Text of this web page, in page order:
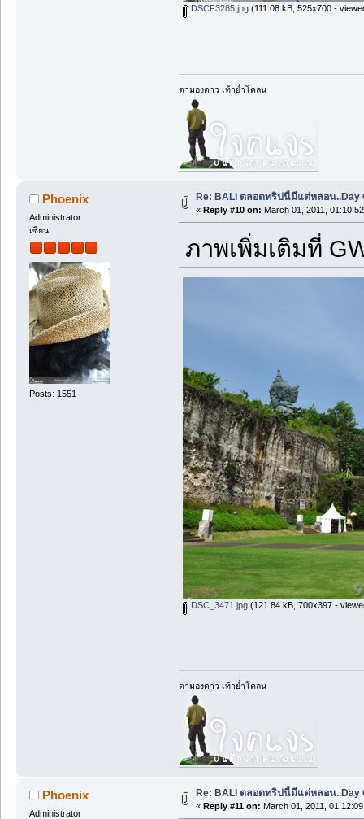
DSCF3285.jpg(111.08 kB, 525x700 -
ตามองดาว เท้าย่ำโคลน
Phoenix
Administrator
เซียน
Posts: 1551
Re: BALI ตลอดทริปนี้มีแต่หลอน..Day
« Reply #10 on: March 01, 2011,
ภาพเพิ่มเติมที่
DSC_3471.jpg(121.84 kB, 700x397 -
ตามองดาว เท้าย่ำโคลน
Phoenix
Administrator
Re: BALI ตลอดทริปนี้มีแต่หลอน..Day
« Reply #11 on: March 01, 2011,